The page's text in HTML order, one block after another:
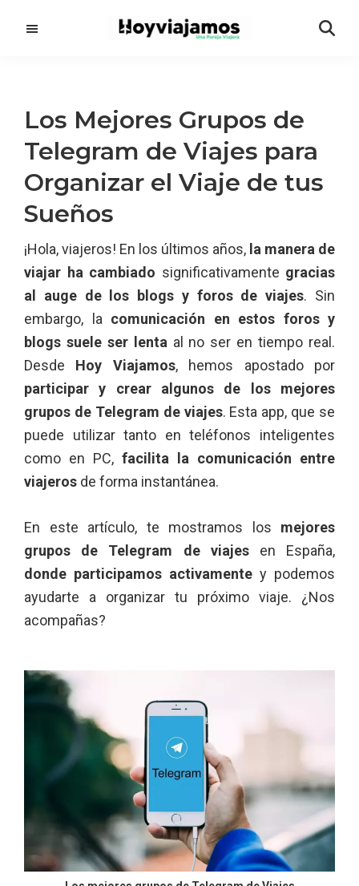
principal
Los Mejores Grupos de
Telegram de Viajes para
Organizar el Viaje de tus
Sueños
¡Hola, viajeros! En los últimos años, la manera de
viajar ha cambiado significativamente gracias
al auge de los blogs y foros de viajes. Sin
embargo, la comunicación en estos foros y
blogs suele ser lenta al no ser en tiempo real.
Desde Hoy Viajamos, hemos apostado por
participar y crear algunos de los mejores
grupos de Telegram de viajes. Esta app, que se
puede utilizar tanto en teléfonos inteligentes
como en PC, facilita la comunicación entre
viajeros de forma instantánea.
En este artículo, te mostramos los mejores
grupos de Telegram de viajesen España,
donde participamos activamente y podemos
ayudarte a organizar tu próximo viaje. ¿Nos
acompañas?